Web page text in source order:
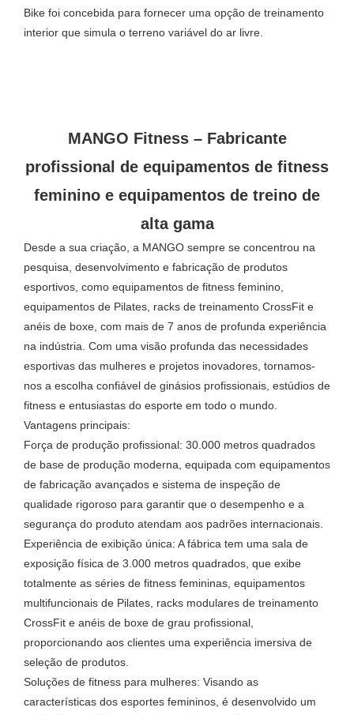
Bike foi concebida para fornecer uma opção de treinamento
interior que simula o terreno variável do ar livre.
MANGO Fitness – Fabricante
profissional de equipamentos de fitness
feminino e equipamentos de treino de
alta gama
Desde a sua criação, a MANGO sempre se concentrou na
pesquisa, desenvolvimento e fabricação de produtos
esportivos, como equipamentos de fitness feminino,
equipamentos de Pilates, racks de treinamento CrossFit e
anéis de boxe, com mais de 7 anos de profunda experiência
na indústria. Com uma visão profunda das necessidades
esportivas das mulheres e projetos inovadores, tornamos-
nos a escolha confiável de ginásios profissionais, estúdios de
fitness e entusiastas do esporte em todo o mundo.
Vantagens principais:
Força de produção profissional: 30.000 metros quadrados
de base de produção moderna, equipada com equipamentos
de fabricação avançados e sistema de inspeção de
qualidade rigoroso para garantir que o desempenho e a
segurança do produto atendam aos padrões internacionais.
Experiência de exibição única: A fábrica tem uma sala de
exposição física de 3.000 metros quadrados, que exibe
totalmente as séries de fitness femininas, equipamentos
multifuncionais de Pilates, racks modulares de treinamento
CrossFit e anéis de boxe de grau profissional,
proporcionando aos clientes uma experiência imersiva de
seleção de produtos.
Soluções de fitness para mulheres: Visando as
características dos esportes femininos, é desenvolvido um